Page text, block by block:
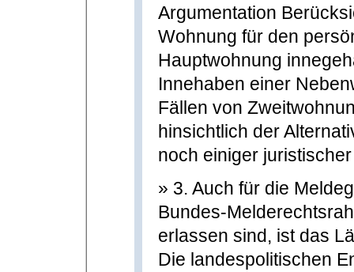
Argumentation
Wohnung für den
Hauptwohnung
Innehaben einer
Fällen von
hinsichtlich der
noch einiger
» 3. Auch für die
Bundes-
erlassen sind, ist das
Die landespolitischen